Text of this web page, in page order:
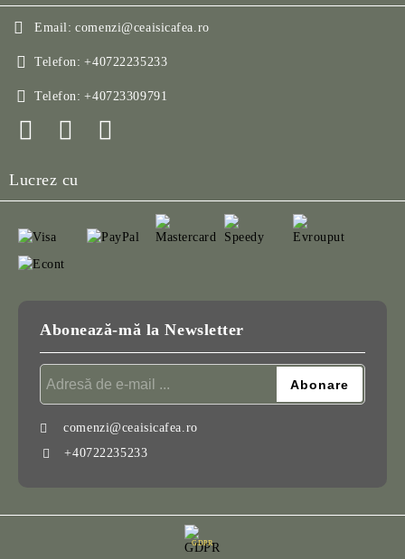
Email: comenzi@ceaisicafea.ro
Telefon: +40722235233
Telefon: +40723309791
Lucrez cu
Abonează-mă la Newsletter
comenzi@ceaisicafea.ro
+40722235233
GDPR